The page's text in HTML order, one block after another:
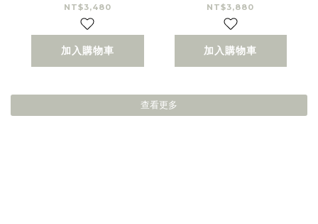
NT$3,480
加入購物車
NT$3,880
加入購物車
查看更多